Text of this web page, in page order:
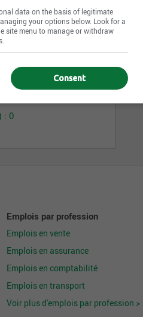
: 0
Emplois par profession
Emplois en vente
Emplois en assurance
Emplois en comptabilité
Emplois en transport
Voir plus d'emplois par profession >
data on the basis of legitimate
your options below. Look for a
site menu to manage or withdraw
Consent